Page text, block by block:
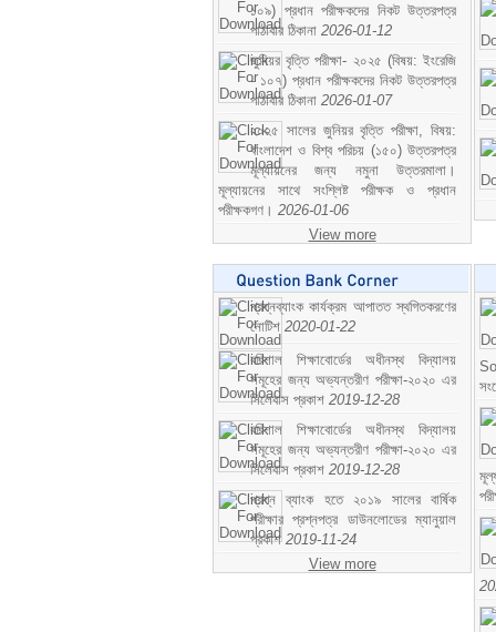
১০৯) প্রধান পরীক্ষকদের নিকট উত্তরপত্র
পাঠাবার ঠিকানা 2026-01-12
জুনিয়র বৃত্তি পরীক্ষা- ২০২৫ (বিষয়: ইংরেজি
- ১০৭) প্রধান পরীক্ষকদের নিকট উত্তরপত্র
পাঠাবার ঠিকানা 2026-01-07
২০২৫ সালের জুনিয়র বৃত্তি পরীক্ষা, বিষয়:
বাংলাদেশ ও বিশ্ব পরিচয় (১৫০) উত্তরপত্র
মূল্যায়নের জন্য নমুনা উত্তরমালা।
মূল্যায়নের সাথে সংশ্লিষ্ট পরীক্ষক ও প্রধান
পরীক্ষকগণ। 2026-01-06
View more
প্রশ্নব্যাংক কার্যক্রম আপাতত স্থগিতকরণের
নোটিশ 2020-01-22
বরিশাল শিক্ষাবোর্ডের অধীনস্থ বিদ্যালয়
সমূহের জন্য অভ্যন্তরীণ পরীক্ষা-২০২০ এর
সিলেবাস প্রকাশ 2019-12-28
বরিশাল শিক্ষাবোর্ডের অধীনস্থ বিদ্যালয়
সমূহের জন্য অভ্যন্তরীণ পরীক্ষা-২০২০ এর
সিলেবাস প্রকাশ 2019-12-28
প্রশ্ন ব্যাংক হতে ২০১৯ সালের বার্ষিক
পরীক্ষার প্রশ্নপত্র ডাউনলোডের ম্যানুয়াল
প্রকাশ 2019-11-24
View more